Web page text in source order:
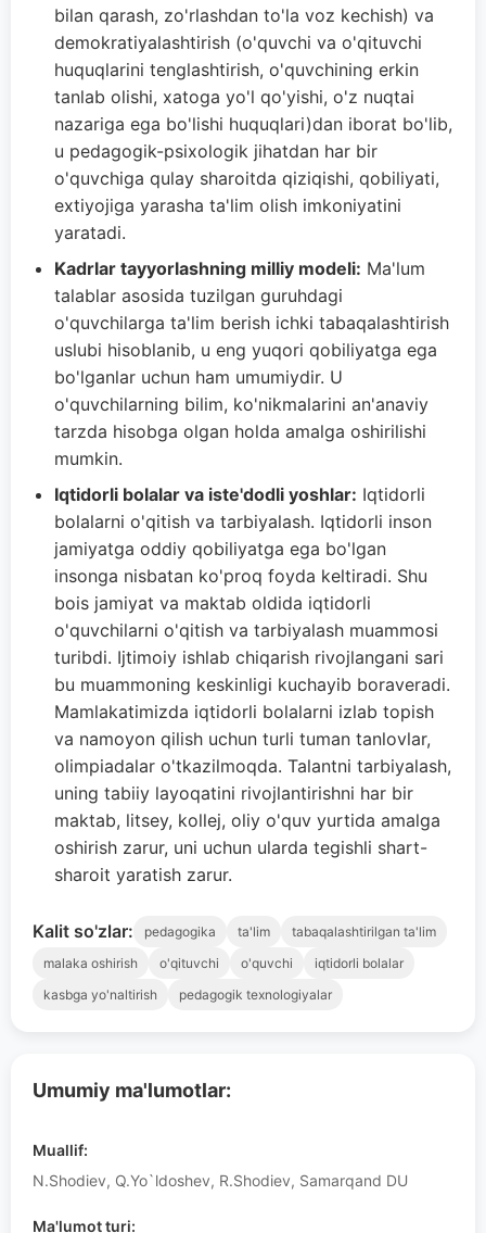
Umumiy ma'lumotlar:
Muallif:
N.Shodiev, Q.Yo`ldoshev, R.Shodiev, Samarqand DU
Ma'lumot turi:
bilan qarash, zo'rlashdan to'la voz kechish) va
demokratiyalashtirish (o'quvchi va o'qituvchi
huquqlarini tenglashtirish, o'quvchining erkin
tanlab olishi, xatoga yo'l qo'yishi, o'z nuqtai
nazariga ega bo'lishi huquqlari)dan iborat bo'lib,
u pedagogik-psixologik jihatdan har bir
o'quvchiga qulay sharoitda qiziqishi, qobiliyati,
extiyojiga yarasha ta'lim olish imkoniyatini
yaratadi.
Kadrlar tayyorlashning milliy modeli: Ma'lum
talablar asosida tuzilgan guruhdagi
o'quvchilarga ta'lim berish ichki tabaqalashtirish
uslubi hisoblanib, u eng yuqori qobiliyatga ega
bo'lganlar uchun ham umumiydir. U
o'quvchilarning bilim, ko'nikmalarini an'anaviy
tarzda hisobga olgan holda amalga oshirilishi
mumkin.
Iqtidorli bolalar va iste'dodli yoshlar: Iqtidorli
bolalarni o'qitish va tarbiyalash. Iqtidorli inson
jamiyatga oddiy qobiliyatga ega bo'lgan
insonga nisbatan ko'proq foyda keltiradi. Shu
bois jamiyat va maktab oldida iqtidorli
o'quvchilarni o'qitish va tarbiyalash muammosi
turibdi. Ijtimoiy ishlab chiqarish rivojlangani sari
bu muammoning keskinligi kuchayib boraveradi.
Mamlakatimizda iqtidorli bolalarni izlab topish
va namoyon qilish uchun turli tuman tanlovlar,
olimpiadalar o'tkazilmoqda. Talantni tarbiyalash,
uning tabiiy layoqatini rivojlantirishni har bir
maktab, litsey, kollej, oliy o'quv yurtida amalga
oshirish zarur, uni uchun ularda tegishli shart-
sharoit yaratish zarur.
Kalit so'zlar: pedagogika ta'lim
tabaqalashtirilgan ta'lim
malaka oshirish
o'qituvchi o'quvchi
iqtidorli bolalar
kasbga yo'naltirish
pedagogik texnologiyalar